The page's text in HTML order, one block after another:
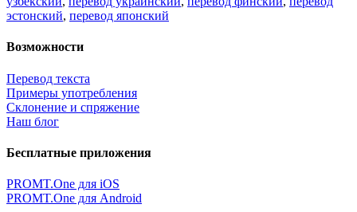
эстонский, перевод японский
Возможности
Перевод текста
Примеры употребления
Склонение и спряжение
Наш блог
Бесплатные приложения
PROMT.One для iOS
PROMT.One для Android